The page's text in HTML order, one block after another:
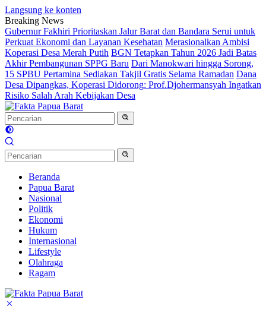
Langsung ke konten
Breaking News
Gubernur Fakhiri Prioritaskan Jalur Barat dan Bandara Serui untuk
Perkuat Ekonomi dan Layanan Kesehatan Merasionalkan Ambisi
Koperasi Desa Merah Putih BGN Tetapkan Tahun 2026 Jadi Batas
Akhir Pembangunan SPPG Baru Dari Manokwari hingga Sorong,
15 SPBU Pertamina Sediakan Takjil Gratis Selama Ramadan Dana
Desa Dipangkas, Koperasi Didorong: Prof.Djohermansyah Ingatkan
Risiko Salah Arah Kebijakan Desa
Beranda
Papua Barat
Nasional
Politik
Ekonomi
Hukum
Internasional
Lifestyle
Olahraga
Ragam